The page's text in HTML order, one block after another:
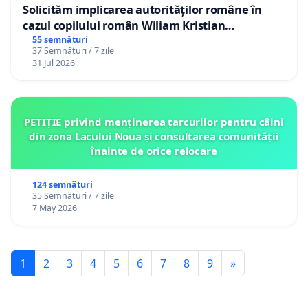
Solicităm implicarea autorităților române în
cazul copilului român Wiliam Kristian
Gheorghe, aflat în plasament în Danemarca de
12 ani
55 semnături
37 Semnături / 7 zile
31 Jul 2026
PETIȚIE privind menținerea țarcurilor pentru câini
din zona Lacului Noua și consultarea comunității
înainte de orice relocare
124 semnături
35 Semnături / 7 zile
7 May 2026
1 2 3 4 5 6 7 8 9 »